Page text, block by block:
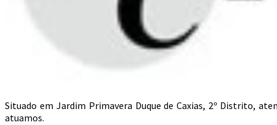
Situado em Jardim Primavera Duque de Caxias, 2º Distrito,
atuamos.